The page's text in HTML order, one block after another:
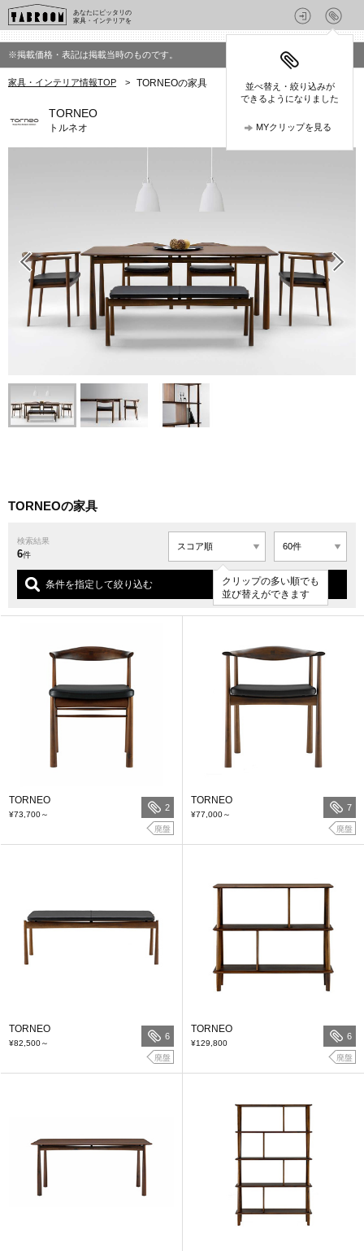
あなたにピッタリの
家具・インテリアを
並べ替え・絞り込みが
できるようになりました
MYクリップを見る
※掲載価格・表記は掲載当時のものです。
家具・インテリア情報TOP > TORNEOの家具
TORNEO
トルネオ
TORNEOの家具
検索結果
6件
クリップの多い順でも
並び替えができます
条件を指定して絞り込む
TORNEO
¥73,700～
2
廃盤
TORNEO
¥77,000～
7
廃盤
TORNEO
¥82,500～
6
廃盤
TORNEO
¥129,800
6
廃盤